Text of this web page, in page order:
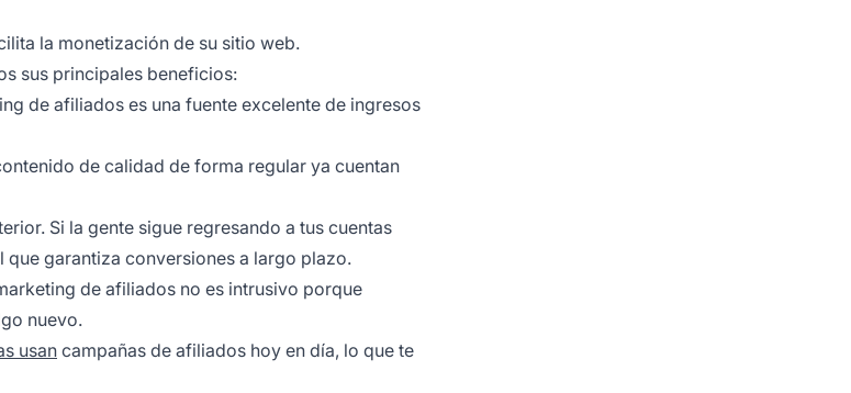
la monetización de su sitio web.
sus principales beneficios:
de afiliados es una fuente excelente de ingresos
de calidad de forma regular ya cuentan
Si la gente sigue regresando a tus cuentas
que garantiza conversiones a largo plazo.
de afiliados no es intrusivo porque
nuevo.
usan campañas de afiliados hoy en día, lo que te